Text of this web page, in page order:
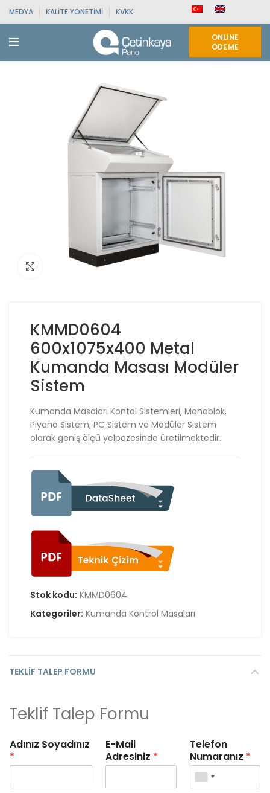
MEDYA KALITE YÖNETIMI KVKK
ONLINE
ÖDEME
Click to enlarge
KMMD0604
600x1075x400 Metal
Kumanda Masası Modüler
Sistem
Kumanda Masaları Kontol Sistemleri, Monoblok,
Piyano Sistem, PC Sistem ve Modüler Sistem
olarak geniş ölçü yelpazesinde üretilmektedir.
Stok kodu: KMMD0604
Kategoriler: Kumanda Kontrol Masaları
TEKLIF TALEP FORMU
Teklif Talep Formu
Adınız Soyadınız
*
E-Mail
Adresiniz *
Telefon
Numaranız *